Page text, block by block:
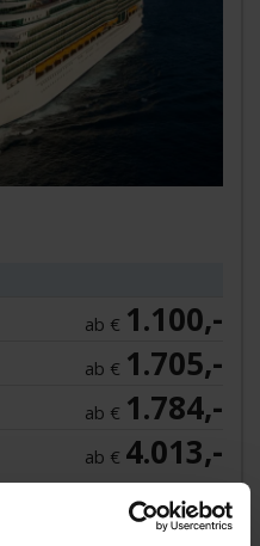
ab € 1.100,-
ab € 1.705,-
ab € 1.784,-
ab € 4.013,-